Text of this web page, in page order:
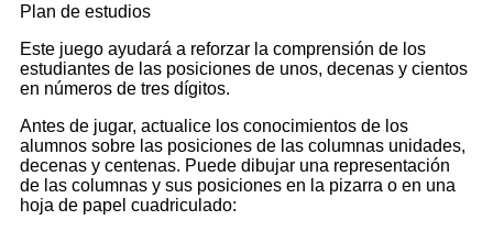
Plan de estudios
Este juego ayudará a reforzar la comprensión de los
estudiantes de las posiciones de unos, decenas y cientos
en números de tres dígitos.
Antes de jugar, actualice los conocimientos de los
alumnos sobre las posiciones de las columnas unidades,
decenas y centenas. Puede dibujar una representación
de las columnas y sus posiciones en la pizarra o en una
hoja de papel cuadriculado: